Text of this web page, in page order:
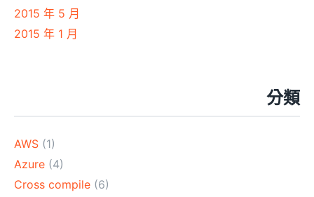
2015 年 5 月
2015 年 1 月
分類
AWS (1)
Azure (4)
Cross compile (6)